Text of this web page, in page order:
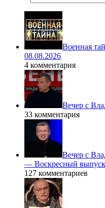
Военная
08.08.2026
4 комментария
Вечер с
33 комментария
Вечер с
— Воскресный выпуск
127 комментариев